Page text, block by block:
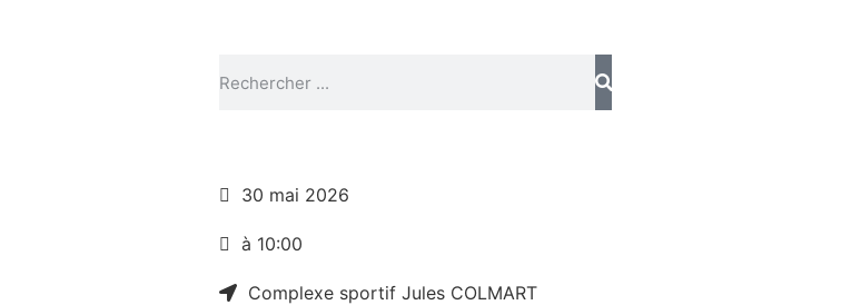
30 mai 2026
à 10:00
Complexe sportif Jules COLMART